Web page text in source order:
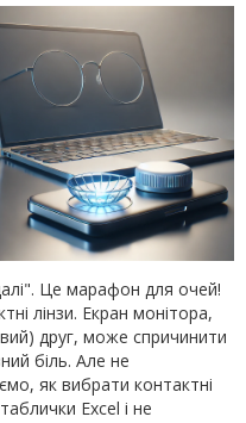
Це марафон для очей!
лінзи. Екран монітора,
друг, може спричинити
біль. Але не
як вибрати контактні
Excel і не